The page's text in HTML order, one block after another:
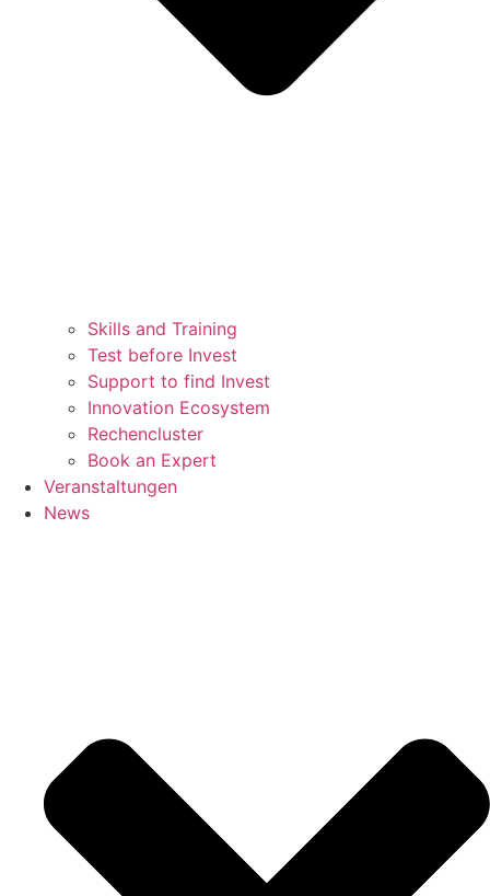
Skills and Training
Test before Invest
Support to find Invest
Innovation Ecosystem
Rechencluster​
Book an Expert
Veranstaltungen
News